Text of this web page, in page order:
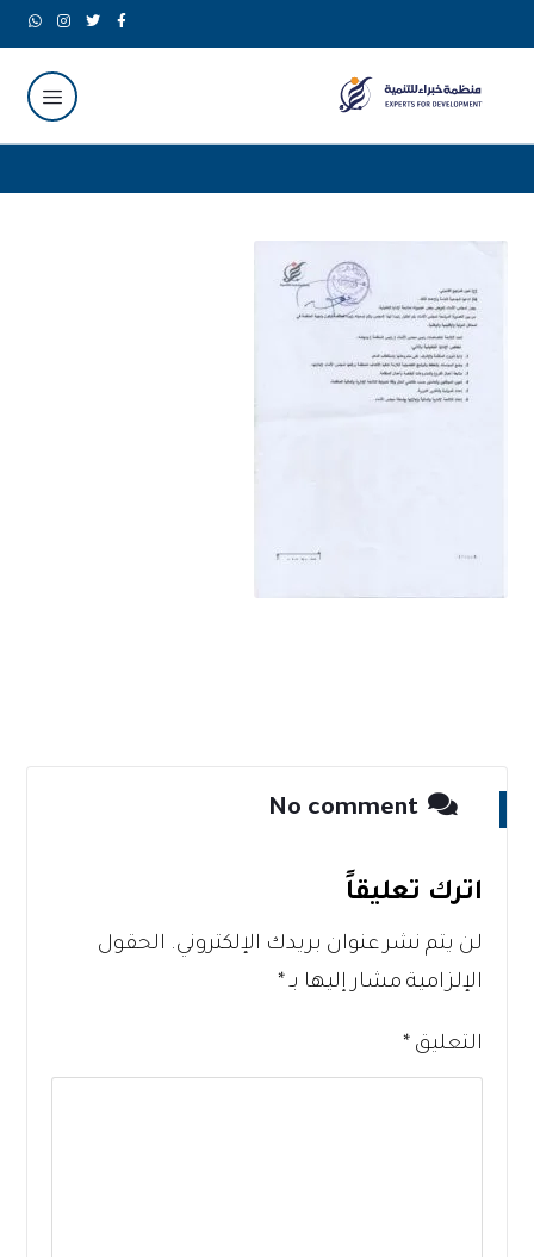
No comment
اترك تعليقاً
لن يتم نشر عنوان بريدك الإلكتروني. الحقول
الإلزامية مشار إليها بـ*
التعليق*